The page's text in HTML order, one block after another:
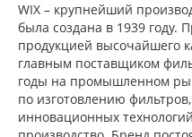
WIX – крупнейший
была создана в 1939 году.
продукцией высочайшего
главным поставщиком
годы на промышленном
по изготовлению
инновационных